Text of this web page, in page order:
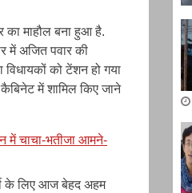
का माहौल बना हुआ है.
में अजित पवार की
को टेंशन हो गया
में शामिल किए जाने
में चाचा-भतीजा आमने-
के लिए आज बेहद अहम